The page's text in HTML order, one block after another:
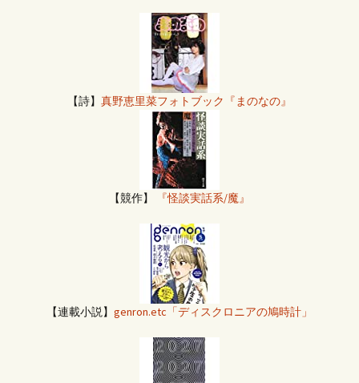
【詩】 真野恵里菜フォトブック『まのなの』
【競作】 『怪談実話系/魔』
【連載小説】 genron.etc「ディスクロニアの鳩時計」